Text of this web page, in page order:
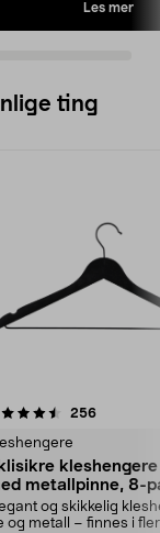
Les mer
ting
256
metallpinne, 8-
og skikkelig
og metall – finnes i
4.5av 5 stjerner